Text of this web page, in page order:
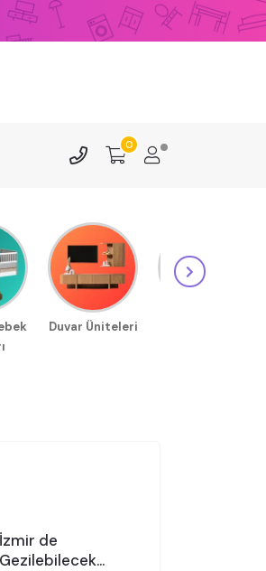
0
Duvar Üniteleri
İzmir de
Gezilebilecek